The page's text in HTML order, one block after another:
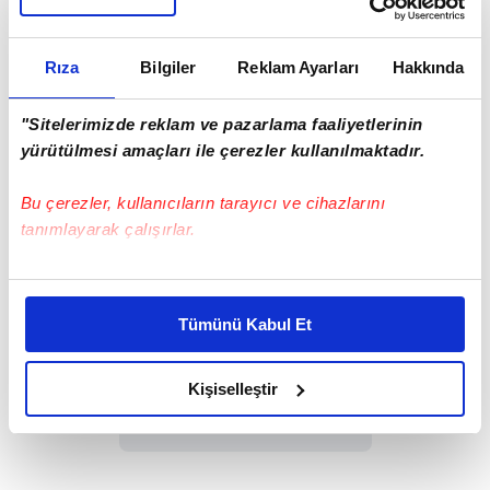
Rıza Bilgiler Reklam Ayarları Hakkında
"Sitelerimizde reklam ve pazarlama faaliyetlerinin
yürütülmesi amaçları ile çerezler kullanılmaktadır.
Bu çerezler, kullanıcıların tarayıcı ve cihazlarını
tanımlayarak çalışırlar.
Bu çerezlere izin vermeniz halinde sizlere özel
daha iyi reklam deneyimi yaşatabiliriz. Bunu yaparken
amacımızın size daha iyi bir reklam deneyimi sunmak
olduğunu ve sizlere en iyi içerikleri sunabilmek adına
elimizden gelen çabayı gösterdiğimizi ve bu noktada,
reklamların maliyetlerimizi karşılamak noktasında tek gelir
Tümünü Kabul Et
Kişiselleştir
Haber Girişi
Ahmet Fettah Akkuş - Editör